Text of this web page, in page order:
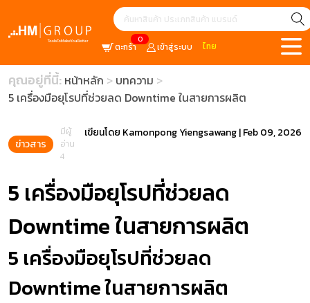
0
ตะกร้า เข้าสู่ระบบ ไทย
คุณอยู่ที่นี้: หน้าหลัก
บทความ
5 เครื่องมือยุโรปที่ช่วยลด Downtime ในสายการผลิต
ข่าวสาร
มีผู้
อ่าน
4
เขียนโดย Kamonpong Yiengsawang|Feb 09, 2026
5 เครื่องมือยุโรปที่ช่วยลด
Downtime ในสายการผลิต
5 เครื่องมือยุโรปที่ช่วยลด
Downtime ในสายการผลิต